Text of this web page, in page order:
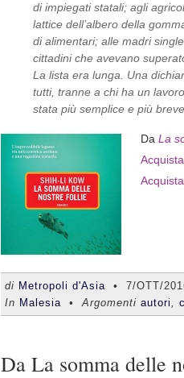
di impiegati statali; agli
lattice dell’albero della
di alimentari; alle madri
cittadini che avevano
La lista era lunga. Una
tutti, tranne a chi ha un
stata più semplice e più
Da La
di Metropoli d'Asia • 7/OTT/
In Malesia • Argomenti autori,
Da La somma delle